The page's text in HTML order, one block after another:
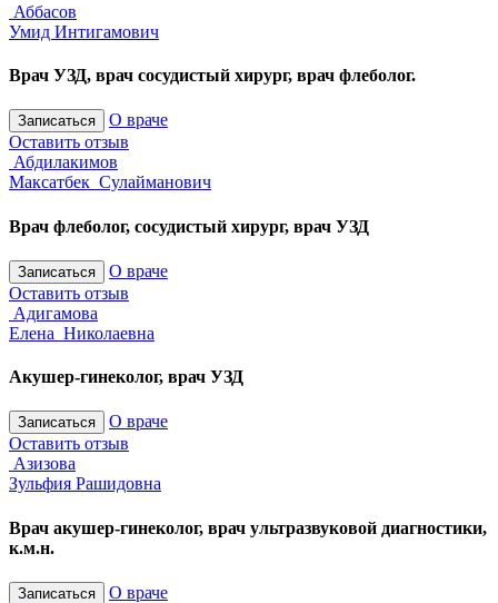
Аббасов
Умид Интигамович
Врач УЗД, врач сосудистый хирург, врач флеболог.
Записаться
О враче
Оставить отзыв
Абдилакимов
Максатбек Сулайманович
Врач флеболог, сосудистый хирург, врач УЗД
Записаться
О враче
Оставить отзыв
Адигамова
Елена Николаевна
Акушер-гинеколог, врач УЗД
Записаться
О враче
Оставить отзыв
Азизова
Зульфия Рашидовна
Врач акушер-гинеколог, врач ультразвуковой диагностики,
к.м.н.
Записаться
О враче